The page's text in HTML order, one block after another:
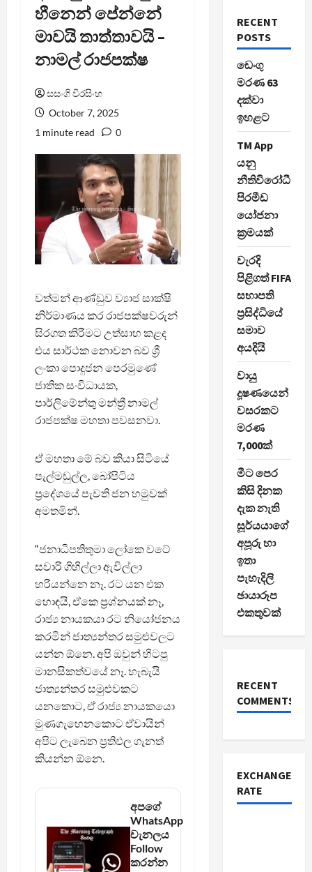
හීනෙන් පේන්නේ
මාවයි තාත්තාවයි –
නාමල් රාජපක්ෂ
සසංගි වීරසිංහ
October 7, 2025
1 minute read
0
වත්මන් ආණ්ඩුව ව්‍යාජ සාක්ෂි
නිර්මාණය කර රාජපක්ෂවරුන්
සිරගත කිරීමට උත්සාහ කළද
එය සාර්ථක නොවන බව ශ්‍රී
ලංකා පොදුජන පෙරමුණේ
ජාතික සංවිධායක,
පාර්ලිමේන්තු මන්ත්‍රී නාමල්
රාජපක්ෂ මහතා පවසනවා.
ඒ මහතා මේ බව කියා සිටියේ
පැල්මඬුල්ල, බෝපිටිය
ප්‍රදේශයේ පැවති ජන හමුවක්
අමතමින්.
“ජනාධිපතිතුමා ලෝකෙ වටේ
සවාරි ගිහිල්ලා ඇවිල්ලා
හරියන්නෙ නෑ. රට යන එක
හොඳයි, ඒකෙ ප්‍රශ්නයක් නෑ,
රාජ්‍ය නායකයා රට නියෝජනය
කරමින් ජාත්‍යන්තර සමුළුවලට
යන්න ඕනෙ. අපි ඔවුන් හිටපු
මානසිකත්වයේ නෑ. හැබැයි
ජාත්‍යන්තර සමුළුවකට
යනකොට, ඒ රාජ්‍ය නායකයො
මුණගැහෙනකොට ඒවායින්
අපිට ලැබෙන ප්‍රතිඵල ගැනත්
කියන්න ඕනෙ.
අපගේ
WhatsApp
චැනලය
Follow
කරන්න
RECENT
POSTS
ඩෙංගු
මරණ 63
දක්වා
ඉහළට
TM App
යනු
නීතිවිරෝධී
පිරමීඩ
යෝජනා
ක්‍රමයක්
වැරදි
පිළිගත් FIFA
සභාපති
ප්‍රසිද්ධියේ
සමාව
අයදියි
වායු
දූෂණයෙන්
වසරකට
මරණ
7,000ක්
මීට පෙර
කිසි දිනක
දැක නැති
සූර්යයාගේ
අපූරු හා
ඉතා
පැහැදිලි
ඡායාරූප
එකතුවක්
RECENT
COMMENTS
EXCHANGE
RATE